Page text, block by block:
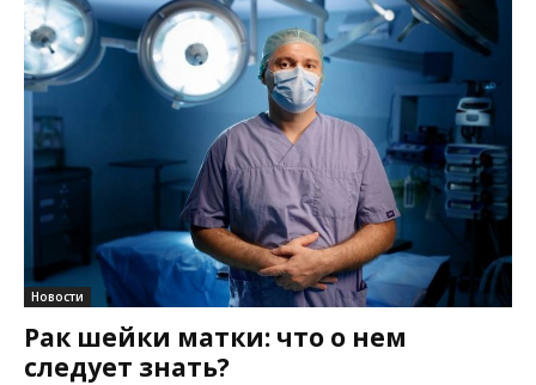
Новости
Рак шейки матки: что о нем
следует знать?